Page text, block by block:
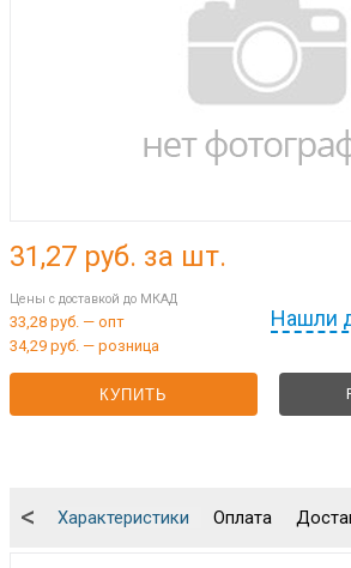
Нашли
31,27 руб. за шт.
Цены с доставкой до МКАД
33,28 руб. — опт
34,29 руб. — розница
КУПИТЬ
Характеристики Оплата
<